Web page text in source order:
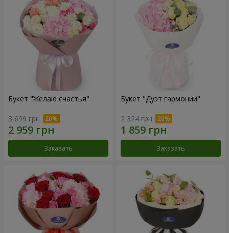
Букет "Желаю счастья"
3 699 грн
Заказать
Букет "Дуэт гармонии"
2 324 грн
Заказать